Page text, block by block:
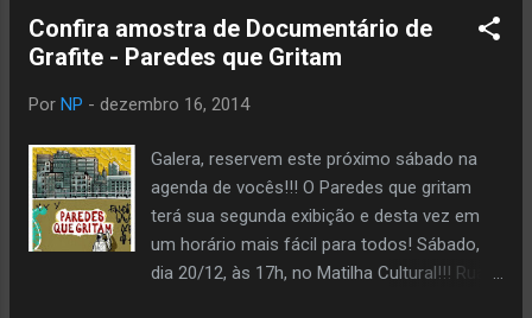
vê: não lhe é permitido pensar demais. Seu
talento aflora mesmo quando, de repente,
ele dá poesia ao repente e consegue tocar
repente" apresenta e aprofunda o estudo
sobre o Repente, forma rica de expressão e
comunicação, que teve sua origem no
improviso africano e nas trovas medievais
da Europa, trazidas ao Brasil por Portugal.
Confira amostra de Documentário de
Por NP - dezembro 16, 2014
Galera, reservem este próximo sábado na
agenda de vocês!!! O Paredes que gritam
terá sua segunda exibição e desta vez em
um horário mais fácil para todos! Sábado,
dia 20/12, às 17h, no Matilha Cultural!!! Rua